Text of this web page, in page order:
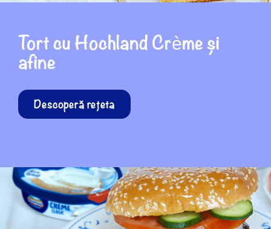
Tort cu Hochland Crème și
afine
Descoperă rețeta